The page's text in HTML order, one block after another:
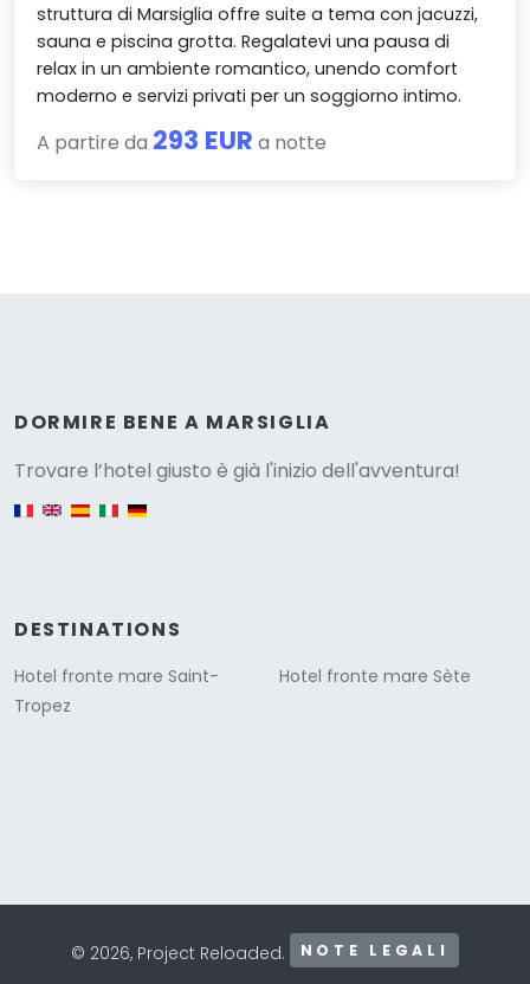
struttura di Marsiglia offre suite a tema con jacuzzi,
sauna e piscina grotta. Regalatevi una pausa di
relax in un ambiente romantico, unendo comfort
moderno e servizi privati per un soggiorno intimo.
A partire da 293 EUR a notte
DORMIRE BENE A MARSIGLIA
Trovare l’hotel giusto è già l'inizio dell'avventura!
DESTINATIONS
Hotel fronte mare Saint-
Tropez
Hotel fronte mare Sète
© 2026, Project Reloaded. NOTE LEGALI